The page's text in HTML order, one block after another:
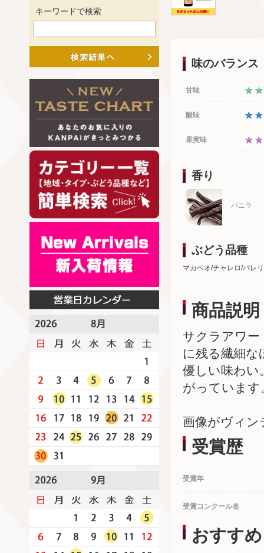
味のバランス
甘味
酸味
果実味
香り
バニラ
ぶどう品種
マカベオ/チャレロ/パレ
商品説明
サクラアワー
に残る繊細
優しい味わい
がっていま
画像がヴィン
受賞歴
受賞年
受賞コンクール名
おすすめ
キーワードで検索